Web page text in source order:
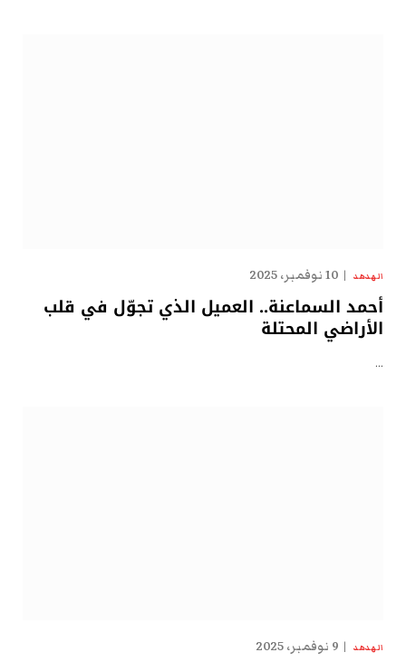
الهدهد 10 نوفمبر، 2025
أحمد السماعنة.. العميل الذي تجوّل في قلب
الأراضي المحتلة
…
الهدهد 9 نوفمبر، 2025